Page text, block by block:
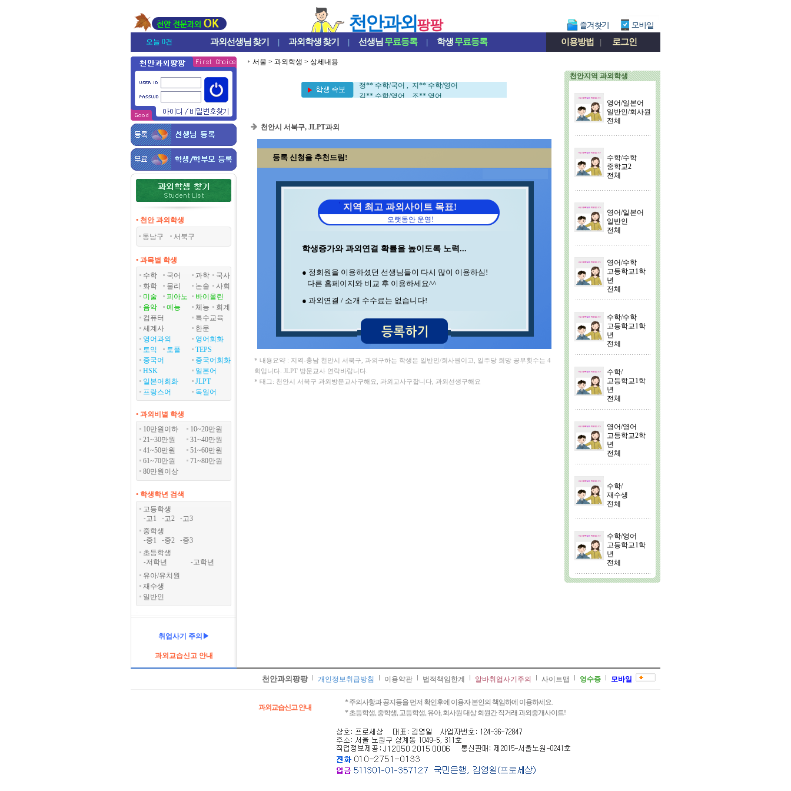
천안과외팡팡
오늘 0건 과외선생님 찾기 | 과외학생찾기 | 선생님 무료등록 | 학생무료등록 이용방법 | 로그인
• 천안 과외학생
동남구
서북구
• 과목별 학생
수학
국어 과학
국사
화학
물리 논술
사회
미술
피아노
바이올린
음악
예능 체능
회계
컴퓨터
특수교육
세계사
한문
영어과외
영어회화
토익
토플
TEPS
중국어
중국어회화
HSK
일본어
일본어회화
JLPT
프랑스어
독일어
• 과외비별 학생
10만원이하
10~20만원
21~30만원
31~40만원
41~50만원
51~60만원
61~70만원
71~80만원
80만원이상
• 학생학년 검색
고등학생
-고1 -고2 -고3
중학생
-중1 -중2 -중3
초등학생
-저학년 -고학년
유아/유치원
재수생
일반인
취업사기 주의▶
과외교습신고 안내
서울 > 과외학생 > 상세내용
정** 수학/국어 , 지** 수학/영어
김** 수학/영어 , 조** 영어
변** 수학/과학 , 박** 수학
최** 일본어/일본어회화 , 김** 회계
송* 영어/과학 , 구** 수학
강** 수학 , 이** 수학/영어
백** 수학 , 안** 수학
윤** 영어 , 김** 영어
민** 과학/영어 , 이** 중국어회화/중국어
김** 수학 , 이** 수학/영어
김** 영어/일본어 , 윤** 물리
임** 과학/수학 , 박** 영어/토익
오** 수학 , 김** 수학
서** 수학/과학 , 김** 바이올린
정** 수학/국어 , 지** 수학/영어
김** 수학/영어 , 조** 영어
김** 수학/과학 , 조** 수학
이** 수학 , 석** 수학/국어
천안시 서북구, JLPT과외
등록 신청을 추천드림!
지역 최고 과외사이트 목표!
오랫동안 운영!
학생증가와 과외연결 확률을 높이도록 노력...
● 정회원을 이용하셨던 선생님들이 다시 많이 이용하심!
다른 홈페이지와 비교 후 이용하세요^^
● 과외연결 / 소개 수수료는 없습니다!
* 내용요약 : 지역-충남 천안시 서북구, 과외구하는 학생은 일반인/회사원이고, 일주당 희망 공부횟수는 4
회입니다. JLPT 방문교사 연락바랍니다.
* 태그: 천안시 서북구 과외방문교사구해요, 과외교사구합니다, 과외선생구해요
천안지역 과외학생
영어/일본어
일반인/회사원
전체
수학/수학
중학교2
전체
영어/일본어
일반인
전체
영어/수학
고등학교1학
년
전체
수학/수학
고등학교1학
년
전체
수학/
고등학교1학
년
전체
영어/영어
고등학교2학
년
전체
수학/
재수생
전체
수학/영어
고등학교1학
년
전체
천안과외팡팡 개인정보취급방침 이용약관 법적책임한계 알바취업사기주의 사이트맵 영수증 모바일
과외교습신고 안내
* 주의사항과 공지등을 먼저 확인후에 이용자 본인의 책임하에 이용하세요.
* 초등학생, 중학생, 고등학생, 유아, 회사원 대상 회원간 직거래 과외중개사이트!